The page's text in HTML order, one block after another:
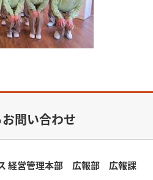
問い合わせ
経営管理本部 広報部 広報課